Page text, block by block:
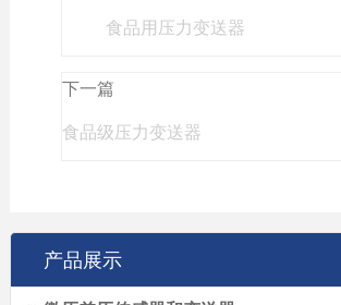
食品用压力变送器
下一篇
食品级压力变送器
产品展示